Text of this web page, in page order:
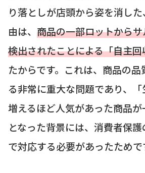
り落としが店頭から姿を消し
由は、 商品の一部ロットから
検出されたことによる「自主回
たからです。これは、商品の
る非常に重大な問題であり、
増えるほど人気があった商品
となった背景には、消費者保
で対応する必要があったためで